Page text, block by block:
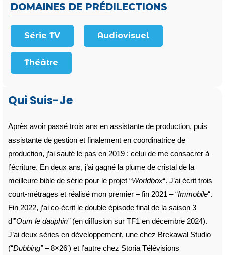
Qui Suis-Je
Après avoir passé trois ans en assistante de production, puis
assistante de gestion et finalement en coordinatrice de
production, j’ai sauté le pas en 2019 : celui de me consacrer à
l’écriture. En deux ans, j’ai gagné la plume de cristal de la
meilleure bible de série pour le projet “Worldbox“. J’ai écrit trois
court-métrages et réalisé mon premier – fin 2021 – “Immobile“.
Fin 2022, j’ai co-écrit le double épisode final de la saison 3
d’”Oum le dauphin”(en diffusion sur TF1 en décembre 2024).
J’ai deux séries en développement, une chez Brekawal Studio
(“Dubbing”– 8×26′) et l’autre chez Storia Télévisions
DOMAINES DE PRÉDILECTIONS
Série TV Audiovisuel
Théâtre